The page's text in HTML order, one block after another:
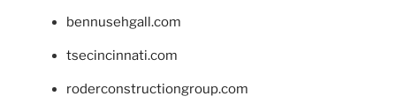
bennusehgall.com
tsecincinnati.com
roderconstructiongroup.com